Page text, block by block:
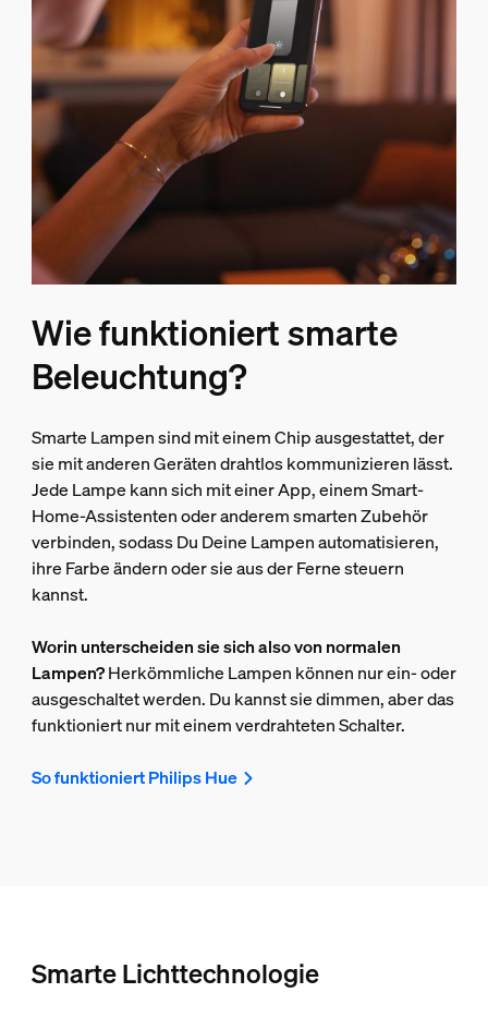
Wie funktioniert smarte
Beleuchtung?
Smarte Lampen sind mit einem Chip ausgestattet, der
sie mit anderen Geräten drahtlos kommunizieren lässt.
Jede Lampe kann sich mit einer App, einem Smart-
Home-Assistenten oder anderem smarten Zubehör
verbinden, sodass Du Deine Lampen automatisieren,
ihre Farbe ändern oder sie aus der Ferne steuern
kannst.
Worin unterscheiden sie sich also von normalen
Lampen?Herkömmliche Lampen können nur ein- oder
ausgeschaltet werden. Du kannst sie dimmen, aber das
funktioniert nur mit einem verdrahteten Schalter.
So funktioniert Philips Hue
Smarte Lichttechnologie